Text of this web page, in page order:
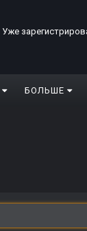
Уже
БОЛЬШЕ